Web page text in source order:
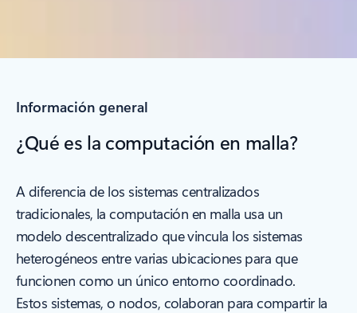
Información general
¿Qué es la computación en malla?
A diferencia de los sistemas centralizados
tradicionales, la computación en malla usa un
modelo descentralizado que vincula los sistemas
heterogéneos entre varias ubicaciones para que
funcionen como un único entorno coordinado.
Estos sistemas, o nodos, colaboran para compartir la